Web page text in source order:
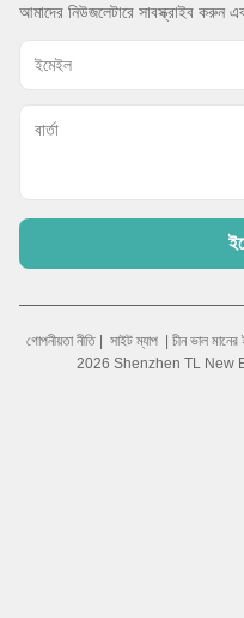
আমাদের নিউজলেটারে সাবস্ক্রাইব করুন
গোপনীয়তা নীতি | সাইট ম্যাপ | চীন ভাল
2026 Shenzhen TL New